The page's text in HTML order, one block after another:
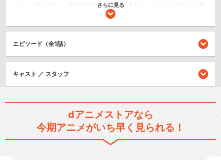
バンド「Roselia」、世界を笑顔にするため幸せいっぱいのメロディを届
ける「ハロー、ハッピーワールド！」。5つのバンドが目指す、次のステ
LM LIVE」開催！
ライブ/ラジオ/etc.
シリーズ／関連のアニメ作品
さらに見る
エピソード（全1話）
キャスト ／ スタッフ
dアニメストアなら
今期アニメがいち早く見られる！